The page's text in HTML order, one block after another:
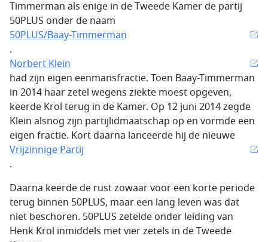
Timmerman als enige in de Tweede Kamer de partij
50PLUS onder de naam
50PLUS/Baay-Timmerman
.
Norbert Klein
had zijn eigen eenmansfractie. Toen Baay-Timmerman
in 2014 haar zetel wegens ziekte moest opgeven,
keerde Krol terug in de Kamer. Op 12 juni 2014 zegde
Klein alsnog zijn partijlidmaatschap op en vormde een
eigen fractie. Kort daarna lanceerde hij de nieuwe
Vrijzinnige Partij
.
Daarna keerde de rust zowaar voor een korte periode
terug binnen 50PLUS, maar een lang leven was dat
niet beschoren. 50PLUS zetelde onder leiding van
Henk Krol inmiddels met vier zetels in de Tweede